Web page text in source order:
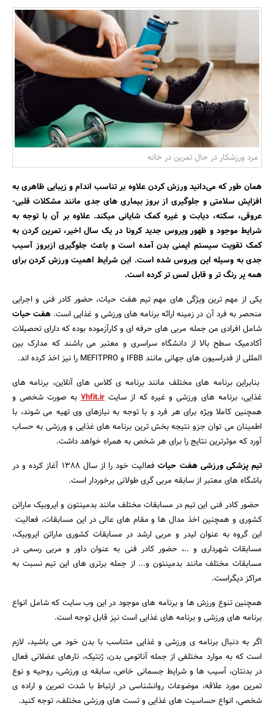
بانک، بیمه و سرمایه
مسکن و ساختمان
جستجو
مرد ورزشکار در حال تمرین در خانه
همان طور که می‌دانید ورزش کردن علاوه بر تناسب اندام و زیبایی ظاهری به
افزایش سلامتی و جلوگیری از بروز بیماری های جدی مانند مشکلات قلبی-
عروقی، سکته، دیابت و غیره کمک شایانی میکند. علاوه بر آن با توجه به
شرایط موجود و ظهور ویروس جدید کرونا در یک سال اخیر، تمرین کردن به
کمک تقویت سیستم ایمنی بدن آمده است و باعث جلوگیری ازبروز آسیب
جدی به وسیله این ویروس شده است. این شرایط اهمیت ورزش کردن برای
همه پر رنگ تر و قابل لمس تر کرده است.
یکی از مهم ترین ویژگی های مهم تیم هفت حیات، حضور کادر فنی و اجرایی
منحصر به فرد آن در زمینه ارائه برنامه های ورزشی و غذایی است. هفت حیات
شامل افرادی من جمله مربی های حرفه ای و کارآزموده بوده که دارای تحصیلات
آکادمیک سطح بالا از دانشگاه سراسری و معتبر می باشند که مدارک بین
المللی از فدراسیون های جهانی مانند IFBB و MEFITPRO را نیز اخذ کرده اند.
بنابراین برنامه های مختلف مانند برنامه ی کلاس های آنلاین، برنامه های
غذایی، برنامه های ورزشی و غیره که از سایت7hfit.ir به صورت شخصی و
همچنین کاملا ویژه برای هر فرد و با توجه به نیازهای وی تهیه می شوند، با
اطمینان می توان جزو نتیجه بخش ترین برنامه های غذایی و ورزشی به حساب
آورد که موثرترین نتایج را برای هر شخص به همراه خواهد داشت.
تیم پزشکی ورزشی هفت حیات
فعالیت خود را از سال 1388 آغاز کرده و در
باشگاه های معتبر از سابقه مربی گری طولانی برخوردار است.
حضور کادر فنی این تیم در مسابقات مختلف مانند بدمینتون و ایروبیک ماراتن
کشوری و همچنین اخذ مدال ها و مقام های عالی در این مسابقات، فعالیت
این گروه به عنوان لیدر و مربی ارشد در مسابقات کشوری ماراتن ایروبیک،
مسابقات شهرداری و ..، حضور کادر فنی به عنوان داور و مربی رسمی در
مسابقات مختلف مانند بدمینتون و... از جمله برتری های این تیم نسبت به
مراکز دیگراست.
همچنین تنوع ورزش ها و برنامه های موجود در این وب سایت که شامل انواع
برنامه های ورزشی و برنامه های غذایی است نیز قابل توجه است.
اگر به دنبال برنامه ی ورزشی و غذایی متناسب با بدن خود می باشید، لازم
است که به موارد مختلفی از جمله آناتومی بدن، ژنتیک، تارهای عضلانی فعال
در بدنتان، آسیب ها و شرایط جسمانی خاص، سابقه ی ورزشی، روحیه و نوع
تمرین مورد علاقه، موضوعات روانشناسی در ارتباط با شدت تمرین و اراده ی
شخصی، انواع حساسیت های غذایی و تست های ورزشی مختلف، توجه کنید.